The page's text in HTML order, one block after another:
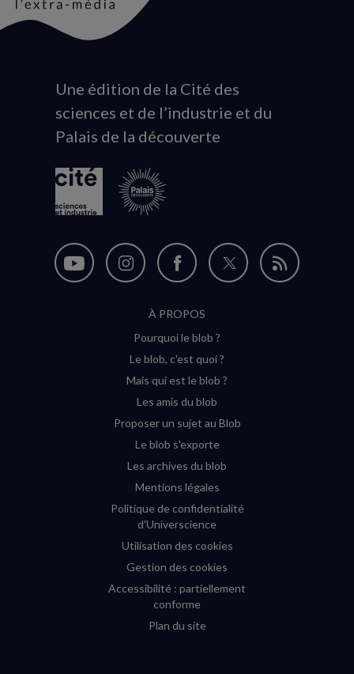
Animation
du
logo
Une édition de la Cité des
sciences et de l’industrie et du
Palais de la découverte
Nous
Nous
Instagram
(nouvelle
Nous
sur
Facebook
(nouvelle
Nous
Flux
À PROPOS
Pourquoi le blob ?
Le blob, c'est quoi ?
Mais qui est le blob ?
Les amis du blob
Proposer un sujet au Blob
Le blob s'exporte
Les archives du blob
Mentions légales
Politique de confidentialité
d'Universcience
Utilisation des cookies
Gestion des cookies
Accessibilité : partiellement
conforme
Plan du site